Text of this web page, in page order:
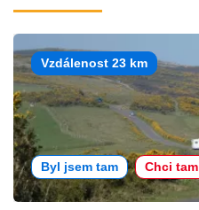
Vzdálenost 23 km
Byl jsem tam Chci tam